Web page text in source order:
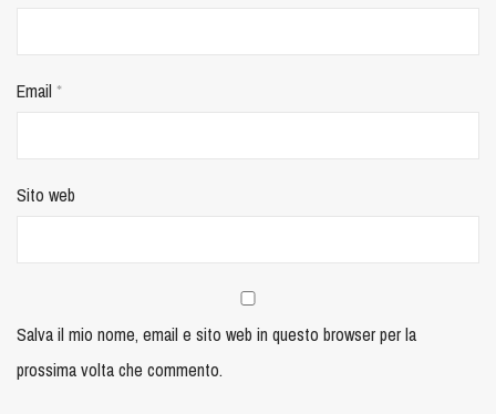
Email *
Sito web
Salva il mio nome, email e sito web in questo browser per la
prossima volta che commento.